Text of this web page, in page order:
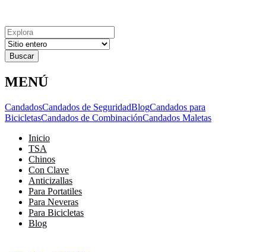
Resultados
para
MENÚ
CandadosCandados de SeguridadBlogCandados para
BicicletasCandados de CombinaciónCandados Maletas
Inicio
TSA
Chinos
Con Clave
Anticizallas
Para Portatiles
Para Neveras
Para Bicicletas
Blog